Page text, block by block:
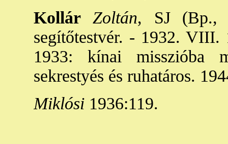
Kollár Zoltán, SJ (Bp.,
segítőtestvér. - 1932. VIII.
1933: kínai misszióba
sekrestyés és ruhatáros.
Miklósi 1936:119.